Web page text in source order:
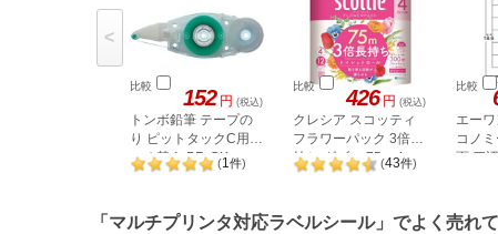
比較 152 円 (税込)
トンボ鉛筆 テープの
り ピットタックC用
つめ替え PR-CK
(1件)
比較 426 円 (税込)
クレシア スコッティ
フラワーパック 3倍長
持ち ダブル 75m 4ロ
ール
(43件)
比較
エー
コノ
面 四
<
「マルチプリンタ対応ラベルシール」でよく売れ